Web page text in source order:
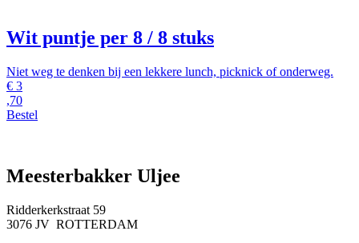
Wit puntje per 8 / 8 stuks
Niet weg te denken bij een lekkere lunch, picknick of onderweg.
€ 3
,70
Bestel
Meesterbakker Uljee
Ridderkerkstraat 59
3076 JV ROTTERDAM